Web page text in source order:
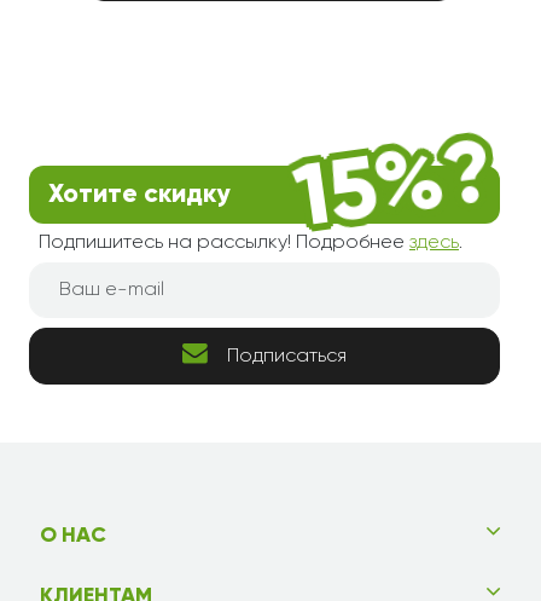
Хотите скидку
Подпишитесь на рассылку! Подробнее здесь.
Подписаться
О НАС
КЛИЕНТАМ